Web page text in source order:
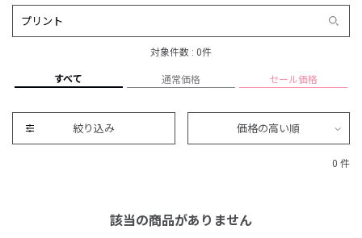
対象件数 : 0件
すべて 通常価格 セール価格
絞り込み 価格の高い順
0 件
該当の商品がありません